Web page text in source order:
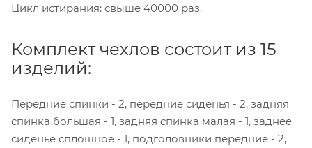
Цикл истирания: свыше 40000 раз.
Комплект чехлов состоит из 15
изделий:
Передние спинки - 2, передние сиденья - 2, задняя
спинка большая - 1, задняя спинка малая - 1, заднее
сиденье сплошное - 1, подголовники передние - 2,